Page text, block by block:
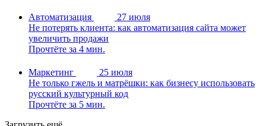
Автоматизация
27 июля
Не потерять клиента: как автоматизация сайта может
увеличить продажи
Прочтёте за 4 мин.
Маркетинг
25 июля
Не только гжель и матрёшки: как бизнесу использовать
русский культурный код
Прочтёте за 5 мин.